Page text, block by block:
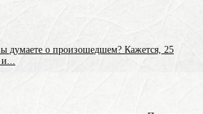
думаете о произошедшем? Кажется, 25